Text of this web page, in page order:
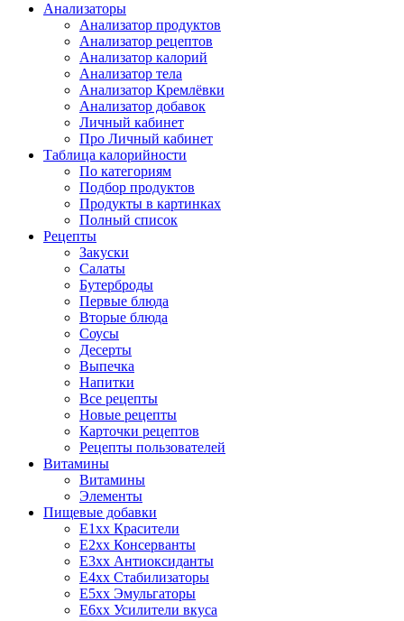
Анализаторы
Анализатор продуктов
Анализатор рецептов
Анализатор калорий
Анализатор тела
Анализатор Кремлёвки
Анализатор добавок
Личный кабинет
Про Личный кабинет
Таблица калорийности
По категориям
Подбор продуктов
Продукты в картинках
Полный список
Рецепты
Закуски
Салаты
Бутерброды
Первые блюда
Вторые блюда
Соусы
Десерты
Выпечка
Напитки
Все рецепты
Новые рецепты
Карточки рецептов
Рецепты пользователей
Витамины
Витамины
Элементы
Пищевые добавки
E1xx Красители
E2xx Консерванты
E3xx Антиоксиданты
E4xx Стабилизаторы
E5xx Эмульгаторы
E6xx Усилители вкуса